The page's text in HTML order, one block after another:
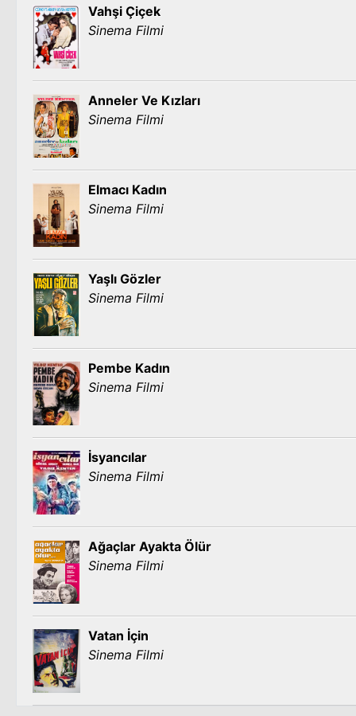
Vahşi Çiçek
Sinema Filmi
Anneler Ve Kızları
Sinema Filmi
Elmacı Kadın
Sinema Filmi
Yaşlı Gözler
Sinema Filmi
Pembe Kadın
Sinema Filmi
İsyancılar
Sinema Filmi
Ağaçlar Ayakta Ölür
Sinema Filmi
Vatan İçin
Sinema Filmi